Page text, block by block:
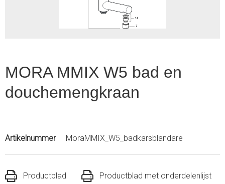
MORA MMIX W5 bad en
douchemengkraan
Artikelnummer MoraMMIX_W5_badkarsblandare
Productblad Productblad met onderdelenlijst